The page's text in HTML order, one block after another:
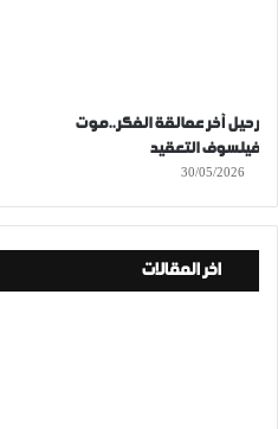
رحيل آخر عمالقة الفكر..موت
فيلسوف التعقيد
30/05/2026
اخر المقالات